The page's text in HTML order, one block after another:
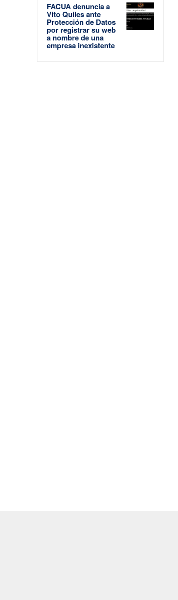
FACUA denuncia a
Vito Quiles ante
Protección de Datos
por registrar su web
a nombre de una
empresa inexistente